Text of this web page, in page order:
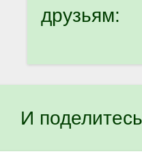
друзьям:
И